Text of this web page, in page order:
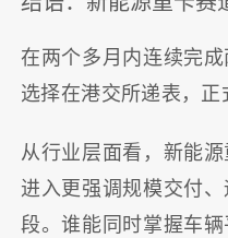
在两个多月内连续完
选择在港交所递表，正
从行业层面看，新能源
进入更强调规模交付
段。谁能同时掌握车